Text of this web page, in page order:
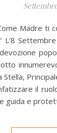
Madre ti
L’8
il
guida e